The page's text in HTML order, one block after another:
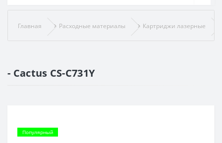
Главная Расходные материалы Картриджи лазерные
- Cactus CS-C731Y
Популярный